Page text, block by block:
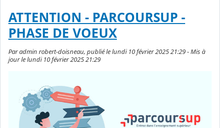
ATTENTION - PARCOURSUP -
PHASE DE VOEUX
Par admin robert-doisneau, publié le lundi 10 février 2025 21:29 - Mis à
jour le lundi 10 février 2025 21:29